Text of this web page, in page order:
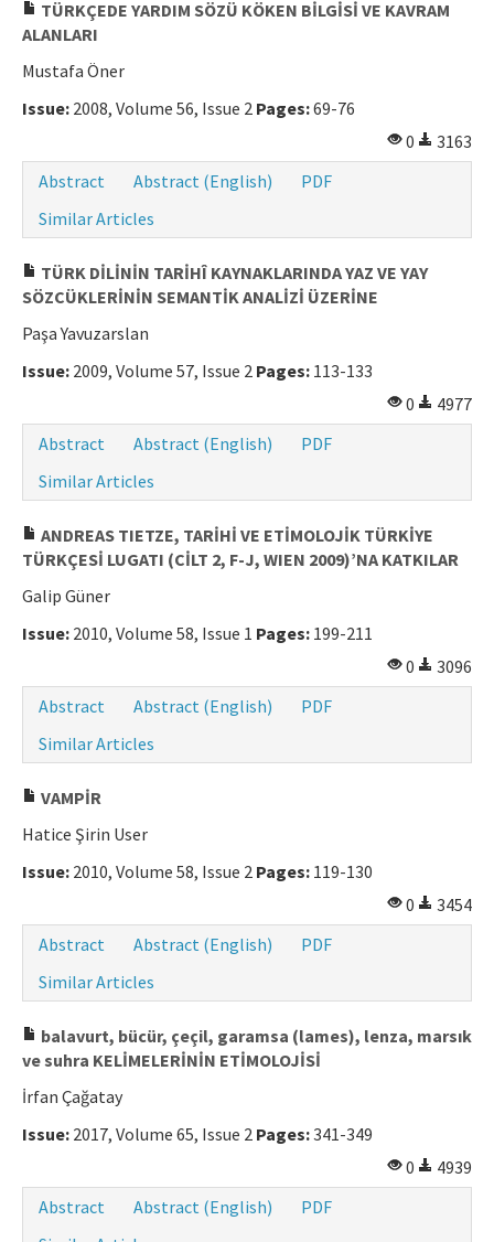
TÜRKÇEDE YARDIM SÖZÜ KÖKEN BİLGİSİ VE KAVRAM
ALANLARI
Mustafa Öner
Issue: 2008, Volume 56, Issue 2 Pages:69-76
0
3163
Abstract
Abstract (English)
PDF
Similar Articles
TÜRK DİLİNİN TARİHÎ KAYNAKLARINDA YAZ VE YAY
SÖZCÜKLERİNİN SEMANTİK ANALİZİ ÜZERİNE
Paşa Yavuzarslan
Issue: 2009, Volume 57, Issue 2 Pages: 113-133
0
4977
Abstract
Abstract (English)
PDF
Similar Articles
ANDREAS TIETZE, TARİHİ VE ETİMOLOJİK TÜRKİYE
TÜRKÇESİ LUGATI (CİLT 2, F-J, WIEN 2009)’NA KATKILAR
Galip Güner
Issue: 2010, Volume 58, Issue 1 Pages: 199-211
0
3096
Abstract
Abstract (English)
PDF
Similar Articles
VAMPİR
Hatice Şirin User
Issue: 2010, Volume 58, Issue 2 Pages: 119-130
0
3454
Abstract
Abstract (English)
PDF
Similar Articles
balavurt, bücür, çeçil, garamsa (lames), lenza, marsık
ve suhra KELİMELERİNİN ETİMOLOJİSİ
İrfan Çağatay
Issue: 2017, Volume 65, Issue 2 Pages:341-349
0
4939
Abstract
Abstract (English)
PDF